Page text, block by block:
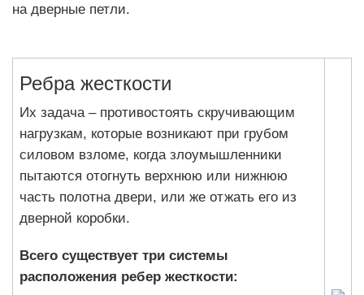
на дверные петли.
Ребра жесткости
Их задача – противостоять скручивающим
нагрузкам, которые возникают при грубом
силовом взломе, когда злоумышленники
пытаются отогнуть верхнюю или нижнюю
часть полотна двери, или же отжать его из
дверной коробки.
Всего существует три системы
расположения ребер жесткости: